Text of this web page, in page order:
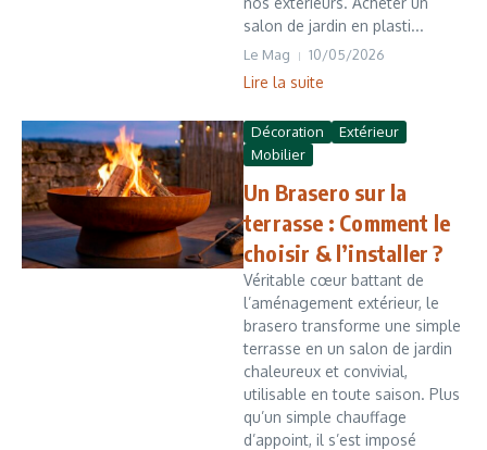
salon de jardin en plasti...
Le Mag 10/05/2026
Lire la suite
Décoration
Extérieur
Mobilier
Un Brasero sur la
terrasse : Comment le
choisir & l’installer ?
Véritable cœur battant de
l’aménagement extérieur, le
brasero transforme une simple
terrasse en un salon de jardin
chaleureux et convivial,
utilisable en toute saison. Plus
qu’un simple chauffage
d’appoint, il s’est imposé